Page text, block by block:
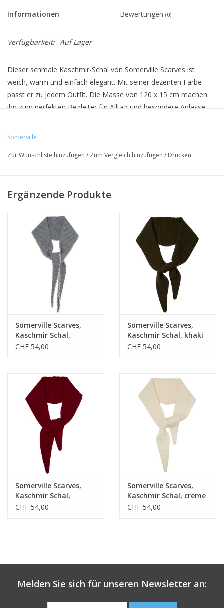
Informationen Bewertungen (0)
Verfügbarkeit: Auf Lager
Dieser schmale Kaschmir-Schal von Somerville Scarves ist
weich, warm und einfach elegant. Mit seiner dezenten Farbe
passt er zu jedem Outfit. Die Masse von 120 x 15 cm machen
ihn zum perfekten Begleiter für Alltag und besondere Anlässe.
• 100% Kaschmir
• one size
Somerville
Zur Wunschliste hinzufügen / Zum Vergleich hinzufügen / Drucken
Ergänzende Produkte
Somerville Scarves,
Kaschmir Schal,
grau/weiss
CHF 54,00
Somerville Scarves,
Kaschmir Schal, khaki
CHF 54,00
Somerville Scarves,
Kaschmir Schal,
pflaume
CHF 54,00
Somerville Scarves,
Kaschmir Schal, creme
CHF 54,00
Melden Sie sich für unseren Newsletter an: